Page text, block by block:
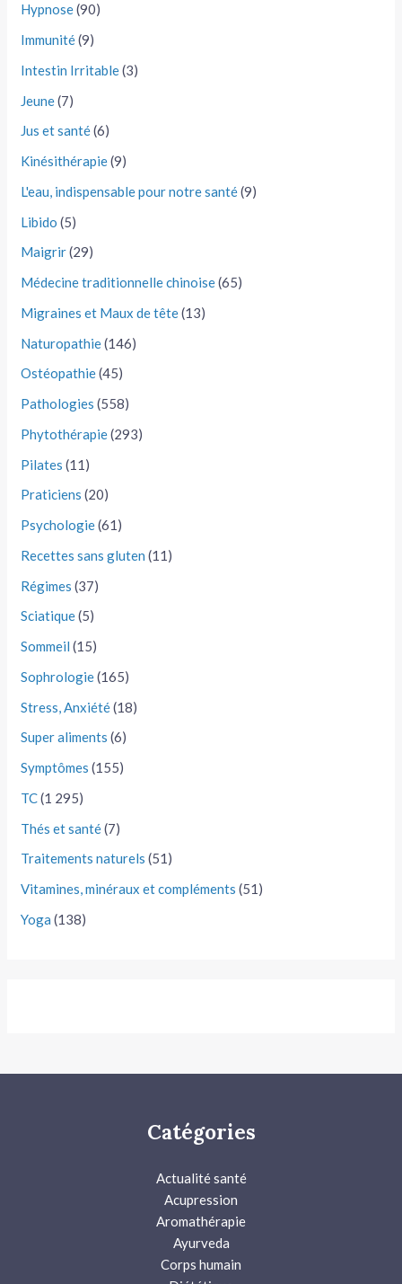
Hypnose(90)
Immunité(9)
Intestin Irritable(3)
Jeune(7)
Jus et santé(6)
Kinésithérapie(9)
L'eau, indispensable pour notre santé(9)
Libido (5)
Maigrir(29)
Médecine traditionnelle chinoise(65)
Migraines et Maux de tête(13)
Naturopathie(146)
Ostéopathie(45)
Pathologies (558)
Phytothérapie(293)
Pilates (11)
Praticiens (20)
Psychologie(61)
Recettes sans gluten (11)
Régimes (37)
Sciatique(5)
Sommeil (15)
Sophrologie(165)
Stress, Anxiété(18)
Super aliments (6)
Symptômes (155)
TC(1 295)
Thés et santé(7)
Traitements naturels (51)
Vitamines, minéraux et compléments (51)
Yoga (138)
Catégories
Actualité santé
Acupression
Aromathérapie
Ayurveda
Corps humain